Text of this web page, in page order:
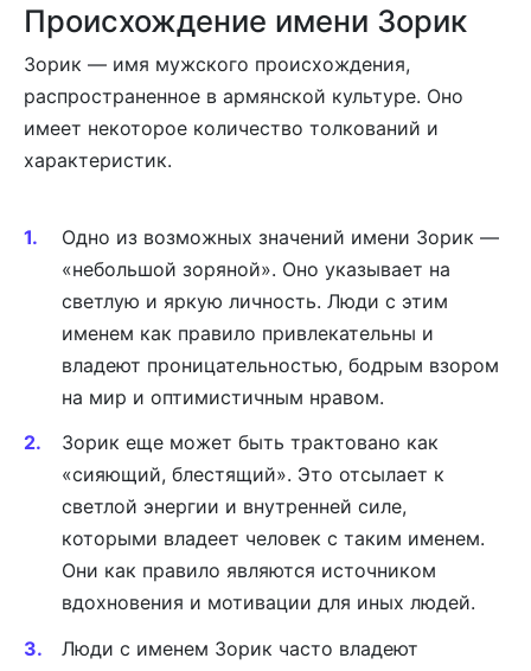
Происхождение имени Зорик
Зорик — имя мужского происхождения,
распространенное в армянской культуре. Оно
имеет некоторое количество толкований и
характеристик.
Одно из возможных значений имени Зорик —
«небольшой зоряной». Оно указывает на
светлую и яркую личность. Люди с этим
именем как правило привлекательны и
владеют проницательностью, бодрым взором
на мир и оптимистичным нравом.
Зорик еще может быть трактовано как
«сияющий, блестящий». Это отсылает к
светлой энергии и внутренней силе,
которыми владеет человек с таким именем.
Они как правило являются источником
вдохновения и мотивации для иных людей.
Люди с именем Зорик часто владеют